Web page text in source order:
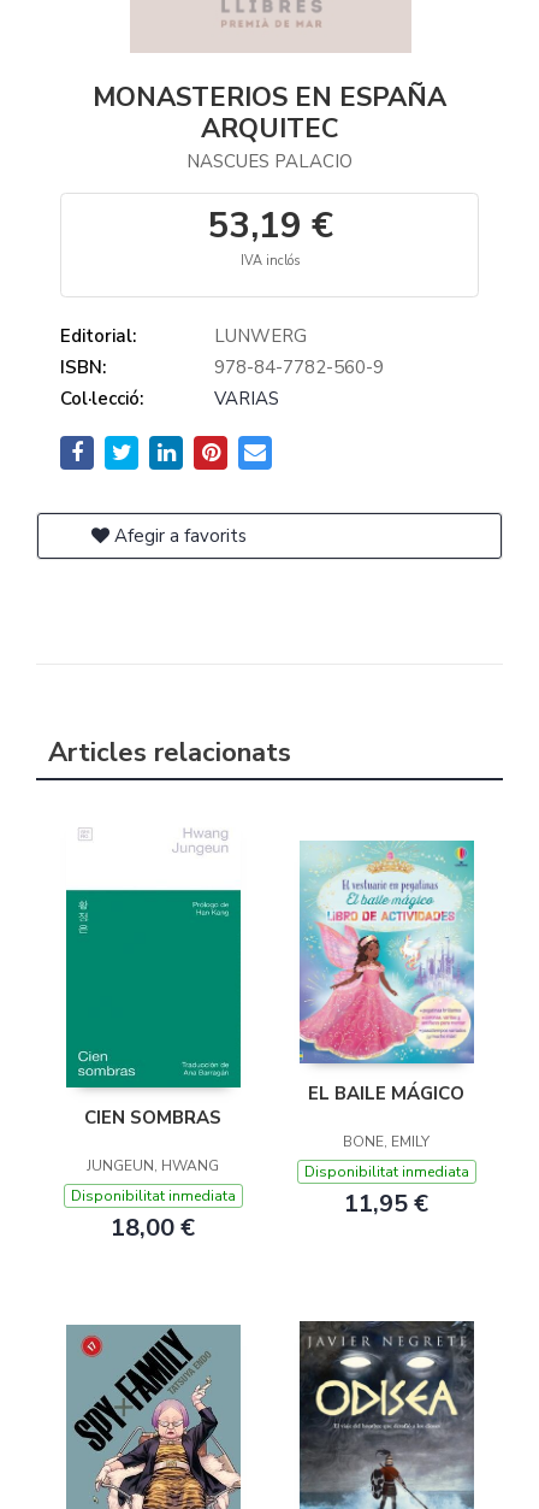
MONASTERIOS EN ESPAÑA
ARQUITEC
NASCUES PALACIO
53,19 €
IVA inclós
Editorial:
LUNWERG
ISBN:
978-84-7782-560-9
Col·lecció:
VARIAS
Afegir a favorits
Articles relacionats
CIEN SOMBRAS
JUNGEUN, HWANG
Disponibilitat inmediata
18,00 €
EL BAILE MÁGICO
BONE, EMILY
Disponibilitat inmediata
11,95 €